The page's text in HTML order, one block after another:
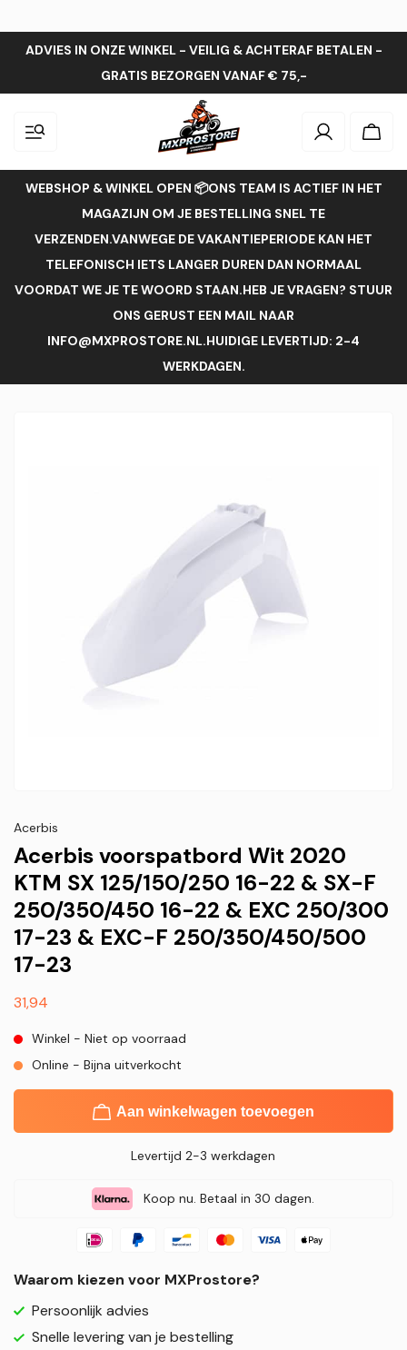
ADVIES IN ONZE WINKEL - VEILIG & ACHTERAF BETALEN -
GRATIS BEZORGEN VANAF € 75,-
Inloggen
WEBSHOP & WINKEL OPEN 📦ONS TEAM IS ACTIEF IN HET
MAGAZIJN OM JE BESTELLING SNEL TE
VERZENDEN.VANWEGE DE VAKANTIEPERIODE KAN HET
TELEFONISCH IETS LANGER DUREN DAN NORMAAL
VOORDAT WE JE TE WOORD STAAN.HEB JE VRAGEN? STUUR
ONS GERUST EEN MAIL NAAR
INFO@MXPROSTORE.NL.HUIDIGE LEVERTIJD: 2-4
WERKDAGEN.
Acerbis
Acerbis voorspatbord Wit 2020
KTM SX 125/150/250 16-22 & SX-F
250/350/450 16-22 & EXC 250/300
17-23 & EXC-F 250/350/450/500
17-23
Normale
31,94
Winkel - Niet op voorraad
Online - Bijna uitverkocht
Aan winkelwagen toevoegen
Levertijd 2-3 werkdagen
Koop nu. Betaal in 30 dagen.
Waarom kiezen voor MXProstore?
Persoonlijk advies
Snelle levering van je bestelling